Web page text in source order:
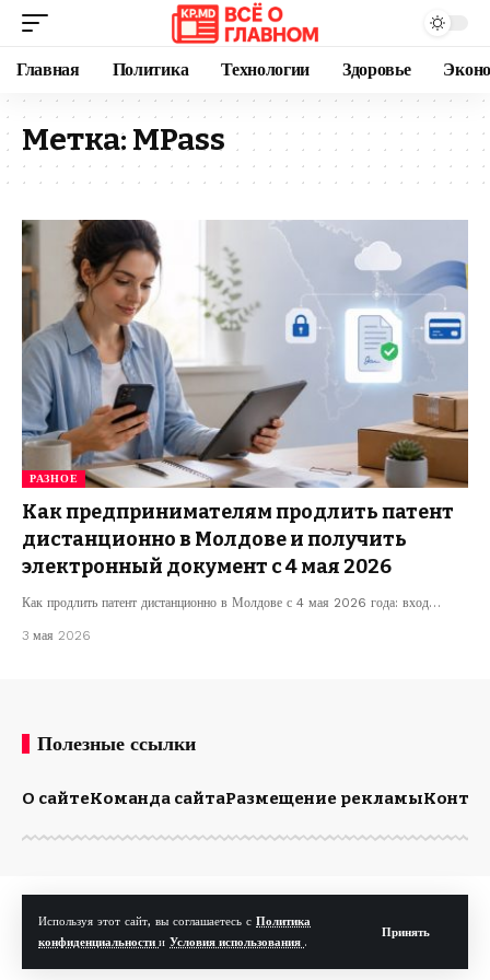
Используя этот сайт, вы соглашаетесь с Политика
конфиденциальности и Условия использования .
Принять
Главная Политика Технологии Здоровье
Метка: MPass
РАЗНОЕ
Как предпринимателям продлить патент
дистанционно в Молдове и получить
электронный документ с 4 мая 2026
Как продлить патент дистанционно в Молдове с 4 мая 2026 года: вход…
3 мая 2026
Полезные ссылки
О сайтеКоманда сайтаРазмещение рекламы